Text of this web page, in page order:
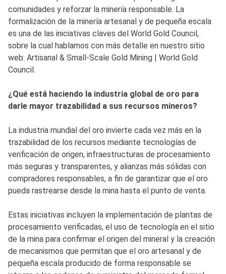
comunidades y reforzar la minería responsable. La
formalización de la minería artesanal y de pequeña escala
es una de las iniciativas claves del World Gold Council,
sobre la cual hablamos con más detalle en nuestro sitio
web: Artisanal & Small-Scale Gold Mining | World Gold
Council.
¿Qué está haciendo la industria global de oro para
darle mayor trazabilidad a sus recursos mineros?
La industria mundial del oro invierte cada vez más en la
trazabilidad de los recursos mediante tecnologías de
verificación de origen, infraestructuras de procesamiento
más seguras y transparentes, y alianzas más sólidas con
compradores responsables, a fin de garantizar que el oro
pueda rastrearse desde la mina hasta el punto de venta.
Estas iniciativas incluyen la implementación de plantas de
procesamiento verificadas, el uso de tecnología en el sitio
de la mina para confirmar el origen del mineral y la creación
de mecanismos que permitan que el oro artesanal y de
pequeña escala producido de forma responsable se